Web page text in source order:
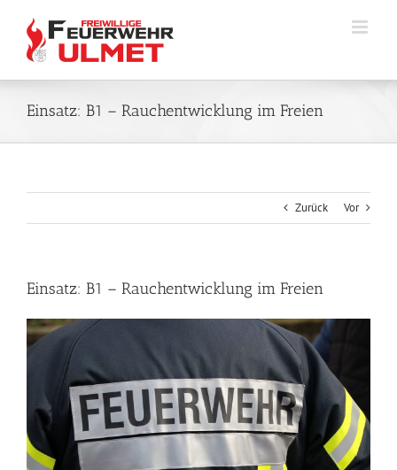
springen
Einsatz: B1 – Rauchentwicklung im Freien
Zurück Vor
Einsatz: B1 – Rauchentwicklung im Freien